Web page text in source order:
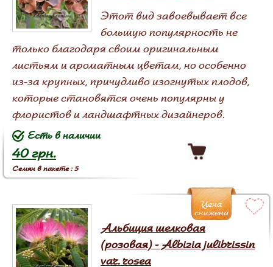
Этот вид завоевывает все
большую популярность не
только благодаря своим оригинальным
листьям и ароматным цветам, но особенно
из-за крупных, причудливо изогнутых плодов,
которые становятся очень популярны у
флористов и ландшафтных дизайнеров.
40 грн.
Есть в наличии
Семян в пакете : 5
Альбиция шелковая
(розовая) - Albizia julibrissin
var. rosea
Цена
снижена